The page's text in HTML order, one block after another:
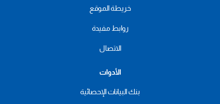
خريطة الموقع
روابط مفيدة
الاتصال
الأدوات
بنك البيانات الإحصائية